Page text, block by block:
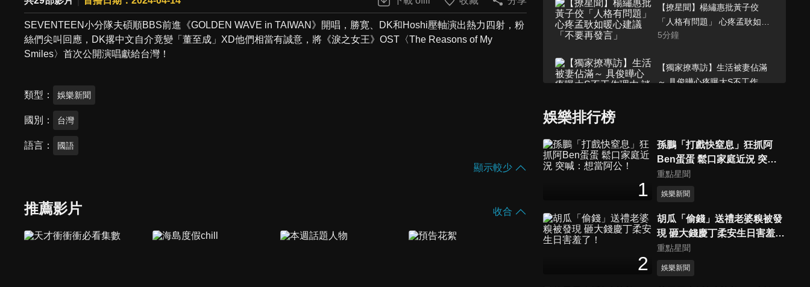
SEVENTEEN小分隊夫碩順BBS前進《GOLDEN WAVE in TAIWAN》開唱，勝寛、DK和Hoshi壓軸演出熱力四射，粉
絲們尖叫回應，DK撂中文自介竟變「董至成」XD他們相當有誠意，將《淚之女王》OST〈The Reasons of My
Smiles〉首次公開演唱獻給台灣！
類型 娛樂新聞
國別 台灣
語言 國語
顯示較少
推薦影片 收合
【撩星聞】楊繡惠批黃子佼
「人格有問題」 心疼孟耿如暖
心建議「不要再發言」
5分鐘
【獨家撩專訪】生活被妻佔滿
～ 具俊曄心疼曝大S不工作理
飆唱〈擱淺〉高音竟上去了 不
需降KEY「自信滿滿です」
5分鐘
【撩星聞】(G)I-DLE黑色靚裝
都瘋狂啦！
5分鐘
【撩星聞】跟Toyz變同事?! 超
哥復出開譙「雜碎中的雜碎」
娛樂排行榜
1
孫鵬「打戲快窒息」狂抓阿
Ben蛋蛋 鬆口家庭近況 突
喊：想當阿公！
重點星聞
娛樂新聞
2
胡瓜「偷錢」送禮老婆糗被發
現 砸大錢慶丁柔安生日害羞
了！
重點星聞
娛樂新聞